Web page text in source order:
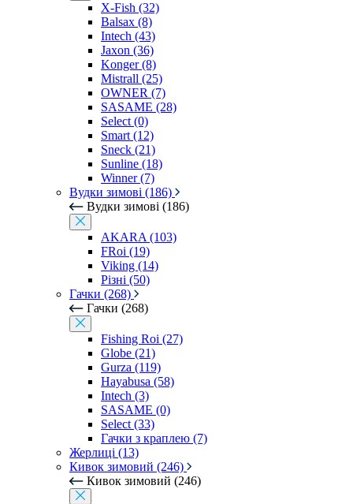
X-Fish (32)
Balsax (8)
Intech (43)
Jaxon (36)
Konger (8)
Mistrall (25)
OWNER (7)
SASAME (28)
Select (0)
Smart (12)
Sneck (21)
Sunline (18)
Winner (7)
Вудки зимові (186)
Вудки зимові (186)
AKARA (103)
FRoi (19)
Viking (14)
Різні (50)
Гачки (268)
Гачки (268)
Fishing Roi (27)
Globe (21)
Gurza (119)
Hayabusa (58)
Intech (3)
SASAME (0)
Select (33)
Гачки з краплею (7)
Жерлиці (13)
Кивок зимовий (246)
Кивок зимовий (246)